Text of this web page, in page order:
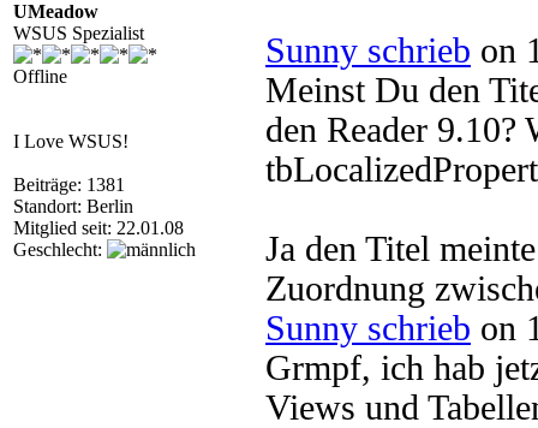
UMeadow
WSUS Spezialist
Offline
I Love WSUS!
Beiträge: 1381
Standort: Berlin
Mitglied seit: 22.01.08
Geschlecht:
Sunny schrieb on
Meinst Du den
den Reader 9.10?
Ja den Titel
Zuordnung
Sunny schrieb on
Grmpf, ich hab
Views und